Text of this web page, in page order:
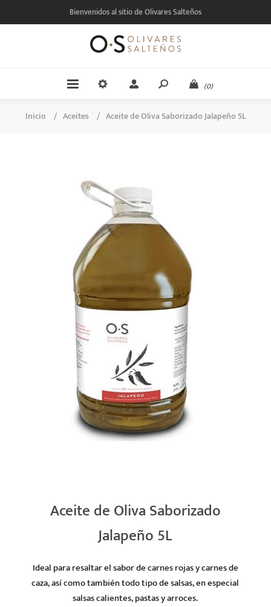
Bienvenidos al sitio de Olivares Salteños
(0)
Inicio / Aceites / Aceite de Oliva Saborizado Jalapeño 5L
Aceite de Oliva Saborizado
Jalapeño 5L
Ideal para resaltar el sabor de carnes rojas y carnes de
caza, así como también todo tipo de salsas, en especial
salsas calientes, pastas y arroces.